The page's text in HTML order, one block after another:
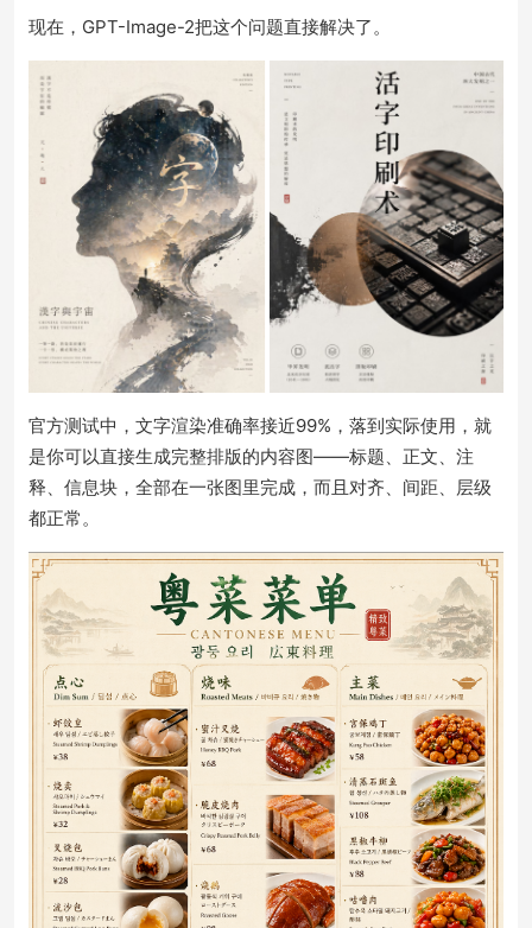
现在，GPT-Image-2把这个问题直接解决了。
官方测试中，文字渲染准确率接近99%，落到实际使用，就
是你可以直接生成完整排版的内容图——标题、正文、注
释、信息块，全部在一张图里完成，而且对齐、间距、层级
都正常。